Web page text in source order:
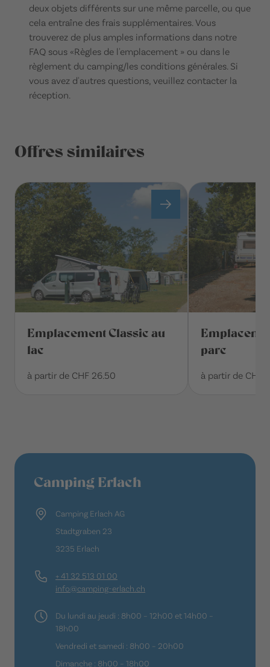
deux objets différents sur une même parcelle, ou que
cela entraîne des frais supplémentaires. Vous
trouverez de plus amples informations dans notre
FAQ sous «Règles de l'emplacement » ou dans le
règlement du camping/les conditions générales. Si
vous avez d'autres questions, veuillez contacter la
réception.
Offres similaires
Emplacement Classic au
lac
à partir de CHF 26.50
parc
à partir de CHF
Camping Erlach
Camping Erlach AG
Stadtgraben 23
3235 Erlach
+ 41 32 513 01 00
info@camping-erlach.ch
Du lundi au jeudi : 8h00 – 12h00 et 14h00 –
18h00
Vendredi et samedi : 8h00 – 20h00
Dimanche : 8h00 – 18h00